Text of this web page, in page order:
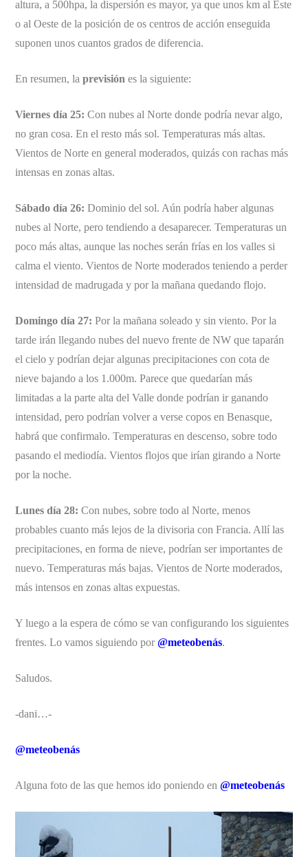
altura, a 500hpa, la dispersión es mayor, ya que unos km al Este
o al Oeste de la posición de os centros de acción enseguida
suponen unos cuantos grados de diferencia.
En resumen, laprevisión es la siguiente:
Viernes día 25: Con nubes al Norte donde podría nevar algo,
no gran cosa. En el resto más sol. Temperaturas más altas.
Vientos de Norte en general moderados, quizás con rachas más
intensas en zonas altas.
Sábado día 26: Dominio del sol. Aún podría haber algunas
nubes al Norte, pero tendiendo a desaparecer. Temperaturas un
poco más altas, aunque las noches serán frías en los valles si
calma el viento. Vientos de Norte moderados teniendo a perder
intensidad de madrugada y por la mañana quedando flojo.
Domingo día 27: Por la mañana soleado y sin viento. Por la
tarde irán llegando nubes del nuevo frente de NW que taparán
el cielo y podrían dejar algunas precipitaciones con cota de
nieve bajando a los 1.000m. Parece que quedarían más
limitadas a la parte alta del Valle donde podrían ir ganando
intensidad, pero podrían volver a verse copos en Benasque,
habrá que confirmalo. Temperaturas en descenso, sobre todo
pasando el mediodía. Vientos flojos que irían girando a Norte
por la noche.
Lunes día 28: Con nubes, sobre todo al Norte, menos
probables cuanto más lejos de la divisoria con Francia. Allí las
precipitaciones, en forma de nieve, podrían ser importantes de
nuevo. Temperaturas más bajas. Vientos de Norte moderados,
más intensos en zonas altas expuestas.
Y luego a la espera de cómo se van configurando los siguientes
frentes. Lo vamos siguiendo por@meteobenás.
Saludos.
-dani…-
@meteobenás
Alguna foto de las que hemos ido poniendo en@meteobenás